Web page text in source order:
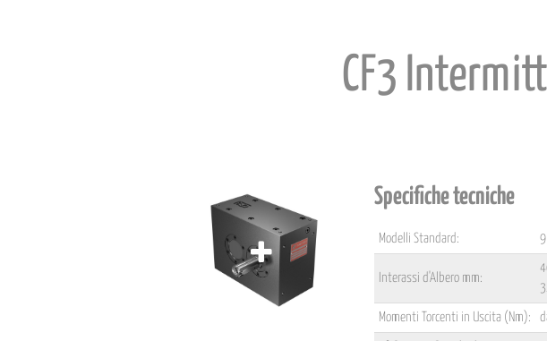
CF3
Specifiche tecniche
Modelli Standard: 9
Interassi d'Albero mm:
Momenti Torcenti in Uscita (Nm):